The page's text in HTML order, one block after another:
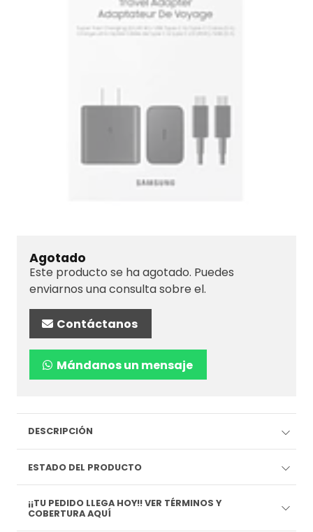
Agotado
Este producto se ha agotado. Puedes
enviarnos una consulta sobre el.
Contáctanos
Mándanos un mensaje
DESCRIPCIÓN
ESTADO DEL PRODUCTO
¡¡TU PEDIDO LLEGA HOY!! VER TÉRMINOS Y
COBERTURA AQUÍ